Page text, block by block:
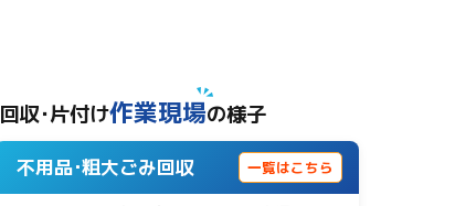
回収･片付け作業現場の様子
不用品･粗大ごみ回収 一覧はこちら